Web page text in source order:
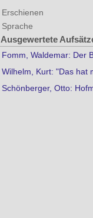
Erschienen
Sprache
Ausgewertete
Fomm, Waldemar: Der
Wilhelm, Kurt: "Das hat
Schönberger, Otto: